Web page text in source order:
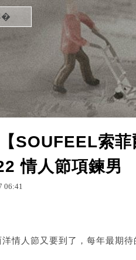
�
SOUFEEL索
情人節項鍊男
06:41
情人節又要到了，每年最期待